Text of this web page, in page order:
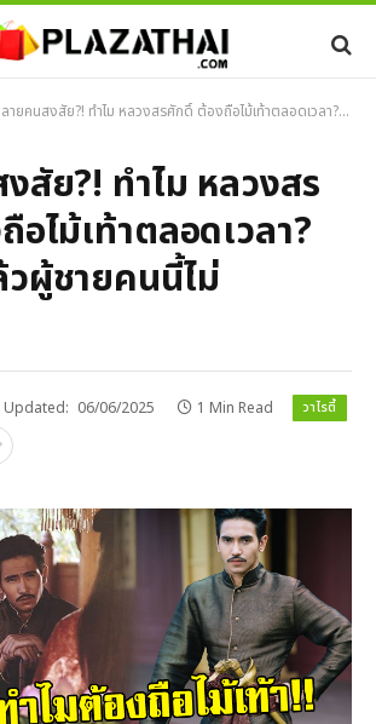
ายคนสงสัย?! ทำไม หลวงสรศักดิ์ ต้องถือไม้เท้าตลอดเวลา? แท้จริงแล้วผู้ชายคนนี้ไม่ธรรมดา!!
สัย?! ทำไม หลวงสร
ไม้เท้าตลอดเวลา?
ผู้ชายคนนี้ไม่
Updated: 06/06/2025 1 Min Read วาไรตี้